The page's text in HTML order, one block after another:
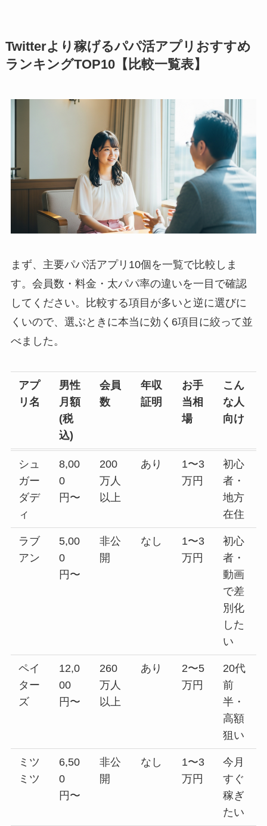
Twitterより稼げるパパ活アプリおすすめ
ランキングTOP10【比較一覧表】
まず、主要パパ活アプリ10個を一覧で比較しま
す。会員数・料金・太パパ率の違いを一目で確認
してください。比較する項目が多いと逆に選びに
くいので、選ぶときに本当に効く6項目に絞って並
べました。
アプ
リ名
男性
月額
(税
込)
会員
数
年収
証明
お手
当相
場
こん
な人
向け
シュ
ガー
ダデ
ィ
8,00
0
円〜
200
万人
以上
あり
1〜3
万円
初心
者・
地方
在住
ラブ
アン
5,00
0
円〜
非公
開
なし
1〜3
万円
初心
者・
動画
で差
別化
した
い
ペイ
ター
ズ
12,0
00
円〜
260
万人
以上
あり
2〜5
万円
20代
前
半・
高額
狙い
ミツ
ミツ
6,50
0
円〜
非公
開
なし
1〜3
万円
今月
すぐ
稼ぎ
たい